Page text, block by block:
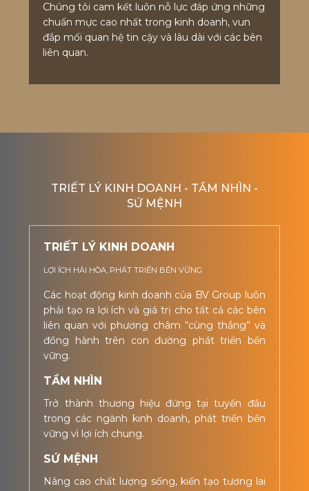
Chúng tôi cam kết luôn nỗ lực đáp ứng những
chuẩn mực cao nhất trong kinh doanh, vun
đắp mối quan hệ tin cậy và lâu dài với các bên
liên quan.
TRIẾT LÝ KINH DOANH - TẦM NHÌN -
SỨ MỆNH
TRIẾT LÝ KINH DOANH
LỢI ÍCH HÀI HÒA, PHÁT TRIỂN BỀN VỮNG
Các hoạt động kinh doanh của BV Group luôn
phải tạo ra lợi ích và giá trị cho tất cả các bên
liên quan với phương châm “cùng thắng” và
đồng hành trên con đường phát triển bền
vững.
TẦM NHÌN
Trở thành thương hiệu đứng tại tuyến đầu
trong các ngành kinh doanh, phát triển bền
vững vì lợi ích chung.
SỨ MỆNH
Nâng cao chất lượng sống, kiến tạo tương lai